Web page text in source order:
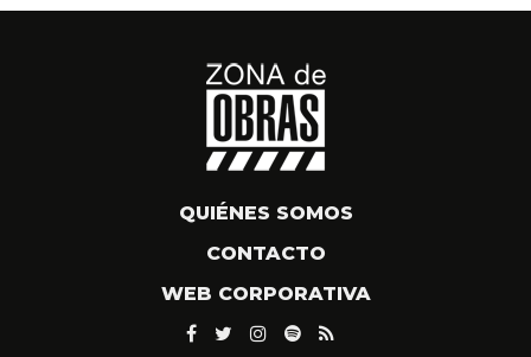
QUIÉNES SOMOS
CONTACTO
WEB CORPORATIVA